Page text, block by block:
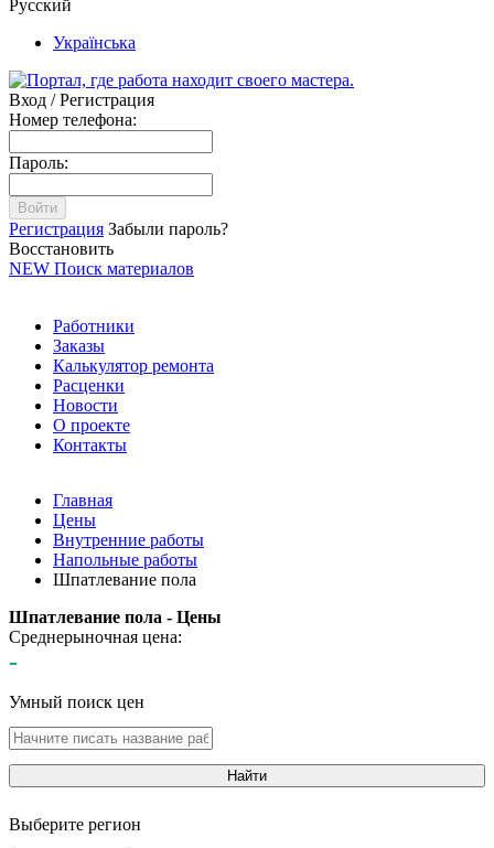
Русский
Українська
Вход / Регистрация
Номер телефона:
Пароль:
Войти
Регистрация Забыли пароль?
Восстановить
NEW Поиск материалов
Работники
Заказы
Калькулятор ремонта
Расценки
Новости
О проекте
Контакты
Главная
Цены
Внутренние работы
Напольные работы
Шпатлевание пола
Шпатлевание пола - Цены
Среднерыночная цена:
-
Умный поиск цен
Найти
Выберите регион